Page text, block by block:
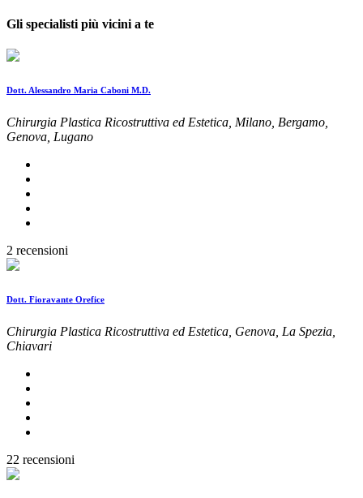
Gli specialisti più vicini a te
Dott. Alessandro Maria Caboni M.D.
Chirurgia Plastica Ricostruttiva ed Estetica, Milano, Bergamo,
Genova, Lugano
2 recensioni
Dott. Fioravante Orefice
Chirurgia Plastica Ricostruttiva ed Estetica, Genova, La Spezia,
Chiavari
22 recensioni